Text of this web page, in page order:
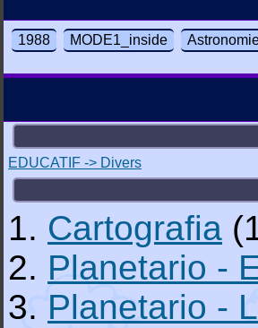
1988 MODE1_inside
EDUCATIF -> Divers
1. Cartografia
2. Planetario -
3. Planetario -